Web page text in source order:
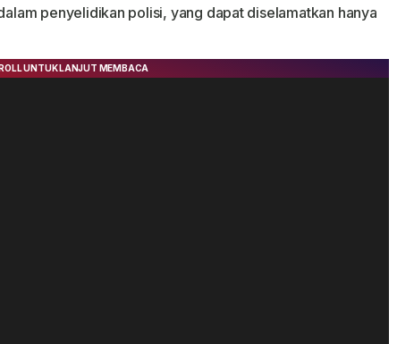
penyelidikan polisi, yang dapat diselamatkan hanya